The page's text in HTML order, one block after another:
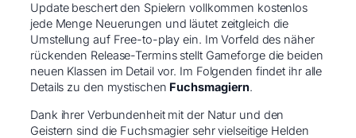
Update beschert den Spielern vollkommen kostenlos
jede Menge Neuerungen und läutet zeitgleich die
Umstellung auf Free-to-play ein. Im Vorfeld des näher
rückenden Release-Termins stellt Gameforge die beiden
neuen Klassen im Detail vor. Im Folgenden findet ihr alle
Details zu den mystischen Fuchsmagiern.
Dank ihrer Verbundenheit mit der Natur und den
Geistern sind die Fuchsmagier sehr vielseitige Helden